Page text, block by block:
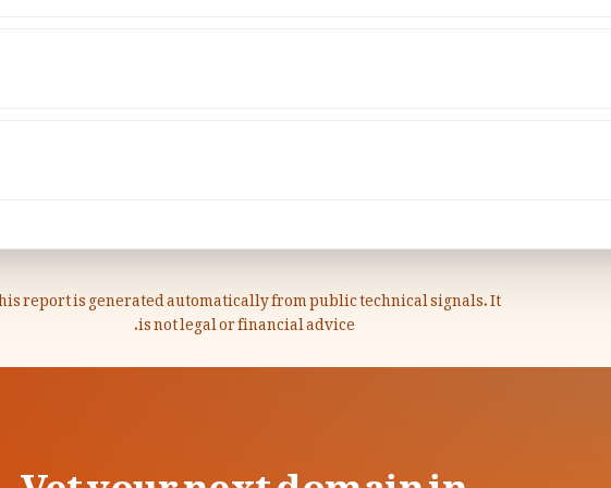
report is generated automatically from public technical signals. It
is not legal or financial advice.